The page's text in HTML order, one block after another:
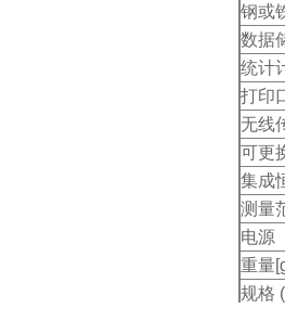
钢或
数据
统计
打印
无线
可更
集成
测量
电源
重量
规格